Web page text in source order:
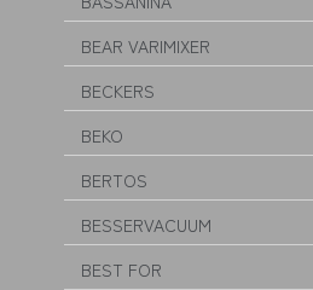
BEAR VARIMIXER
BECKERS
BEKO
BERTOS
BESSERVACUUM
BEST FOR